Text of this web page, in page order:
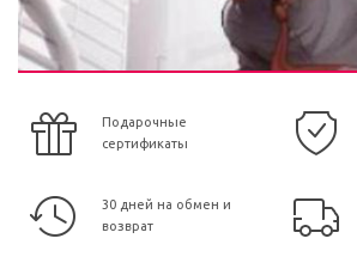
Подарочные
сертификаты
30 дней на обмен и
возврат